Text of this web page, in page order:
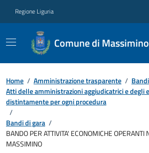
Regione Liguria
Comune di Massimino
Home / Amministrazione trasparente /
Atti delle amministrazioni aggiudicatrici e degli
distintamente per ogni procedura
/
Bandi di gara /
BANDO PER ATTIVITA' ECONOMICHE OPERANTI
MASSIMINO